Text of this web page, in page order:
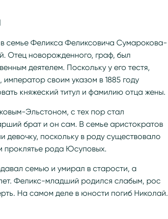
семье Феликса Феликсовича Сумарокова-
Отец новорожденного, граф, был
деятелем. Поскольку у его тестя,
своим указом в 1885 году
княжеский титул и фамилию отца жены.
Эльстоном, с тех пор стал
брат и он сам. В семье аристократов
поскольку в роду существовало
проклятье рода Юсуповых.
семью и умирал в старости, а
Феликс-младший родился слабым, рос
На самом деле в юности погиб Николай.